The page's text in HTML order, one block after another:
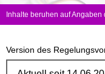
Inhalte beruhen auf Angaben
Version des